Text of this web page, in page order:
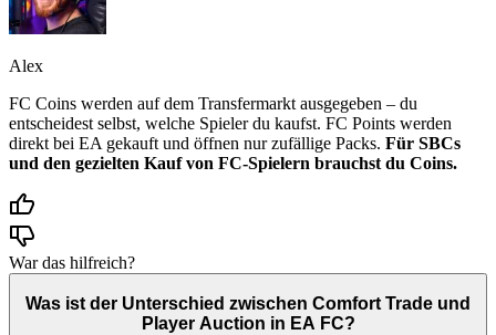
Alex
FC Coins werden auf dem Transfermarkt ausgegeben – du
entscheidest selbst, welche Spieler du kaufst. FC Points werden
direkt bei EA gekauft und öffnen nur zufällige Packs. Für SBCs
und den gezielten Kauf von FC-Spielern brauchst du Coins.
War das hilfreich?
Was ist der Unterschied zwischen Comfort Trade und
Player Auction in EA FC?